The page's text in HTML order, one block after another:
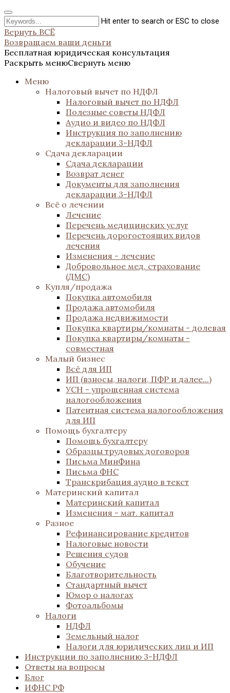
Hit enter to search or ESC to close
Вернуть ВСЁ
Возвращаем ваши деньги
Бесплатная юридическая консультация
Раскрыть менюСвернуть меню
Меню
Налоговый вычет по НДФЛ
Налоговый вычет по НДФЛ
Полезные советы НДФЛ
Аудио и видео по НДФЛ
Инструкция по заполнению
декларации 3-НДФЛ
Сдача декларации
Сдача декларации
Возврат денег
Документы для заполнения
декларации 3-НДФЛ
Всё о лечении
Лечение
Перечень медицинских услуг
Перечень дорогостоящих видов
лечения
Изменения - лечение
Добровольное мед. страхование
(ДМС)
Купля/продажа
Покупка автомобиля
Продажа автомобиля
Продажа недвижимости
Покупка квартиры/комнаты - долевая
Покупка квартиры/комнаты -
совместная
Малый бизнес
Всё для ИП
ИП (взносы, налоги, ПФР и далее...)
УСН - упрощенная система
налогообложения
Патентная система налогообложения
для ИП
Помощь бухгалтеру
Помощь бухгалтеру
Образцы трудовых договоров
Письма МинФина
Письма ФНС
Транскрибация аудио в текст
Материнский капитал
Материнский капитал
Изменения - мат. капитал
Разное
Рефинансирование кредитов
Налоговые новости
Решения судов
Обучение
Благотворительность
Стандартный вычет
Юмор о налогах
Фотоальбомы
Налоги
НДФЛ
Земельный налог
Налоги для юридических лиц и ИП
Инструкции по заполнению 3-НДФЛ
Ответы на вопросы
Блог
ИФНС РФ